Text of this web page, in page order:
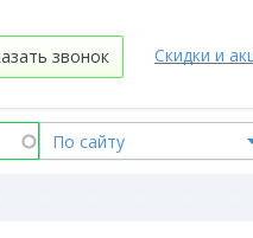
Скидки и
звонок